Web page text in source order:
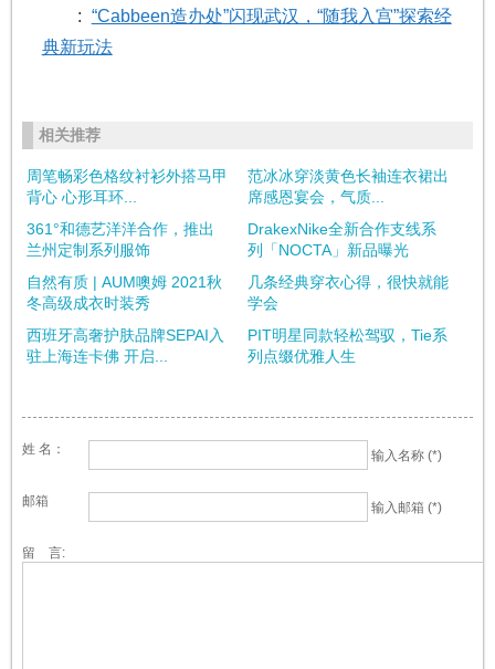
: “Cabbeen造办处”闪现武汉，“随我入宫”探索经
典新玩法
相关推荐
周笔畅彩色格纹衬衫外搭马甲
背心 心形耳环...
范冰冰穿淡黄色长袖连衣裙出
席感恩宴会，气质...
361°和德艺洋洋合作，推出
兰州定制系列服饰
DrakexNike全新合作支线系
列「NOCTA」新品曝光
自然有质 | AUM噢姆 2021秋
冬高级成衣时装秀
几条经典穿衣心得，很快就能
学会
西班牙高奢护肤品牌SEPAI入
驻上海连卡佛 开启...
PIT明星同款轻松驾驭，Tie系
列点缀优雅人生
姓 名： 输入名称 (*)
邮箱 输入邮箱 (*)
留 言: